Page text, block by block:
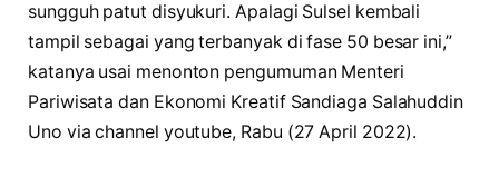
sungguh patut disyukuri. Apalagi Sulsel kembali
tampil sebagai yang terbanyak di fase 50 besar ini,”
katanya usai menonton pengumuman Menteri
Pariwisata dan Ekonomi Kreatif Sandiaga Salahuddin
Uno via channel youtube, Rabu (27 April 2022).